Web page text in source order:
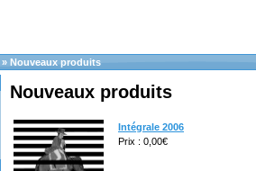
» Nouveaux produits
Nouveaux produits
Intégrale 2006
Prix : 0,00€